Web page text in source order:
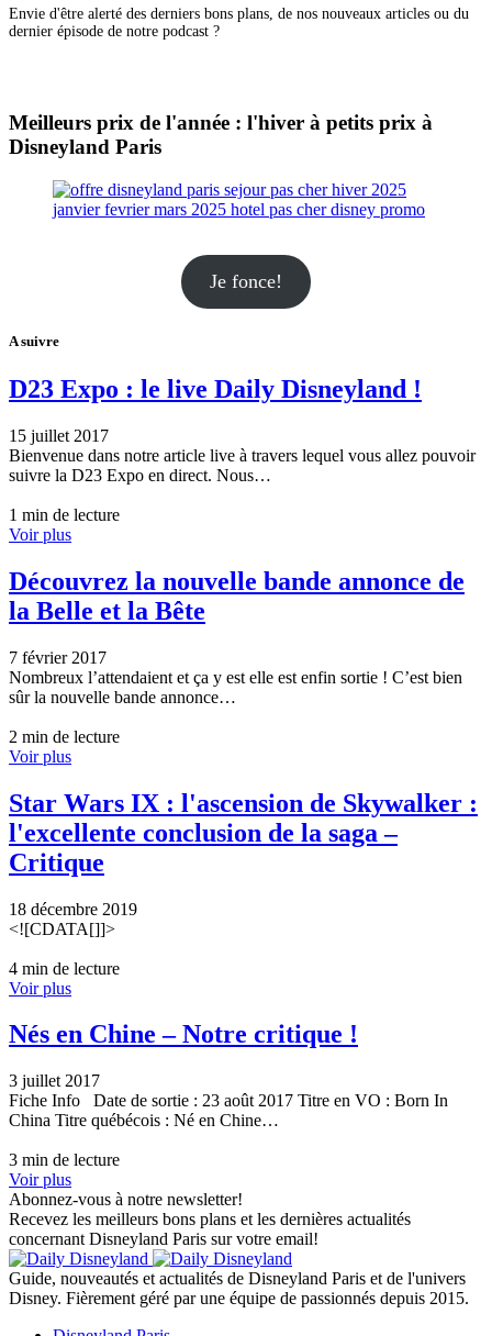
Envie d'être alerté des derniers bons plans, de nos nouveaux articles ou du
dernier épisode de notre podcast ?
Meilleurs prix de l'année : l'hiver à petits prix à
Disneyland Paris
Je fonce!
A suivre
D23 Expo : le live Daily Disneyland !
15 juillet 2017
Bienvenue dans notre article live à travers lequel vous allez pouvoir
suivre la D23 Expo en direct. Nous…
1 min de lecture
Voir plus
Découvrez la nouvelle bande annonce de
la Belle et la Bête
7 février 2017
Nombreux l’attendaient et ça y est elle est enfin sortie ! C’est bien
sûr la nouvelle bande annonce…
2 min de lecture
Voir plus
Star Wars IX : l'ascension de Skywalker :
l'excellente conclusion de la saga –
Critique
18 décembre 2019
<![CDATA[]]>
4 min de lecture
Voir plus
Nés en Chine – Notre critique !
3 juillet 2017
Fiche Info Date de sortie : 23 août 2017 Titre en VO : Born In
China Titre québécois : Né en Chine…
3 min de lecture
Voir plus
Abonnez-vous à notre newsletter!
Recevez les meilleurs bons plans et les dernières actualités
concernant Disneyland Paris sur votre email!
Guide, nouveautés et actualités de Disneyland Paris et de l'univers
Disney. Fièrement géré par une équipe de passionnés depuis 2015.